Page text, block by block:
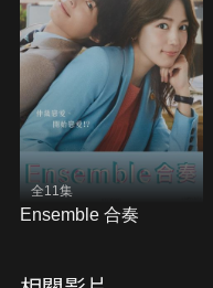
全11集
Ensemble 合奏